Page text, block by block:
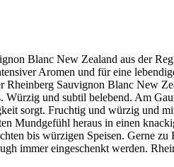
Blanc New Zealand aus der
Aromen und für eine
Sauvignon Blanc New
und subtil belebend. Am
sorgt. Fruchtig und würzig und
Mundgefühl heraus in einen
bis würzigen Speisen. Gerne
immer eingeschenkt werden.